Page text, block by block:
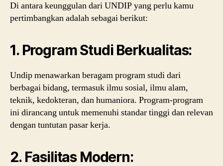
Di antara keunggulan dari UNDIP yang perlu kamu
pertimbangkan adalah sebagai berikut:
1. Program Studi Berkualitas:
Undip menawarkan beragam program studi dari
berbagai bidang, termasuk ilmu sosial, ilmu alam,
teknik, kedokteran, dan humaniora. Program-program
ini dirancang untuk memenuhi standar tinggi dan relevan
dengan tuntutan pasar kerja.
2. Fasilitas Modern: